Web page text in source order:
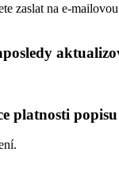
zaslat na e-
platnosti popisu